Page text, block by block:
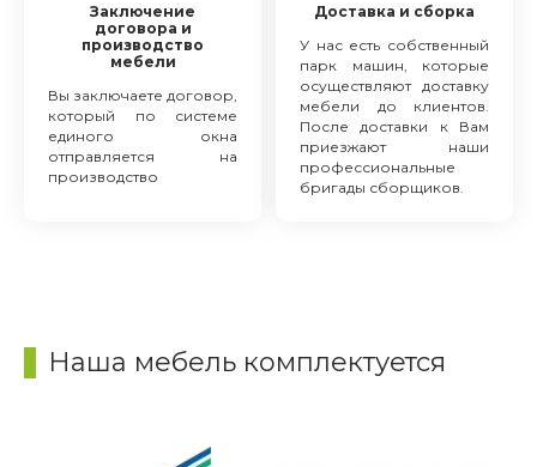
Заключение
договора и
производство
мебели
Вы заключаете договор,
который по системе
единого окна
отправляется на
производство
Доставка и сборка
У нас есть собственный
парк машин, которые
осуществляют доставку
мебели до клиентов.
После доставки к Вам
приезжают наши
профессиональные
бригады сборщиков.
Наша мебель комплектуется